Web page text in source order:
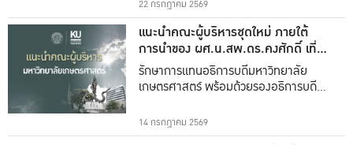
22 กรกฎาคม 2569
แนะนำคณะผู้บริหารชุดใหม่ ภายใต้
การนำของ ผศ.น.สพ.ดร.คงศักดิ์ เที่ยง
ธรรม
รักษาการแทนอธิการบดีมหาวิทยาลัย
เกษตรศาสตร์ พร้อมด้วยรองอธิการบดีทั้ง
14 กรกฎาคม 2569